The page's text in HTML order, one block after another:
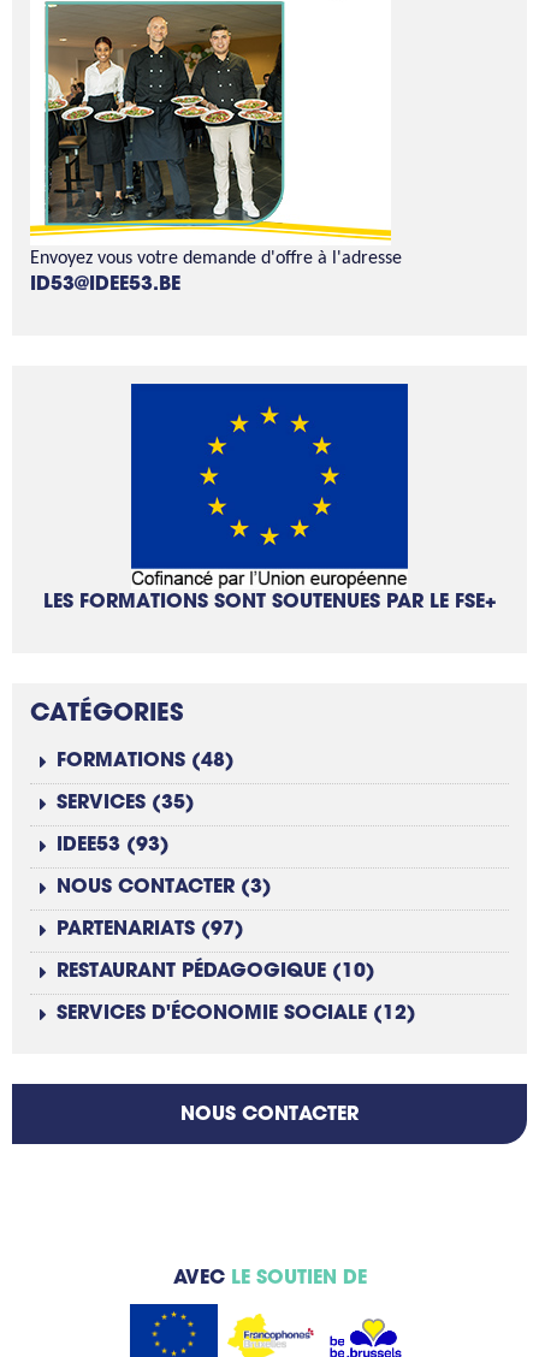
Envoyez vous votre demande d'offre à l'adresse
ID53@IDEE53.BE
LES FORMATIONS SONT SOUTENUES PAR LE FSE+
CATÉGORIES
FORMATIONS (48)
SERVICES (35)
IDEE53 (93)
NOUS CONTACTER (3)
PARTENARIATS (97)
RESTAURANT PÉDAGOGIQUE (10)
SERVICES D'ÉCONOMIE SOCIALE (12)
NOUS CONTACTER
AVEC LE SOUTIEN DE